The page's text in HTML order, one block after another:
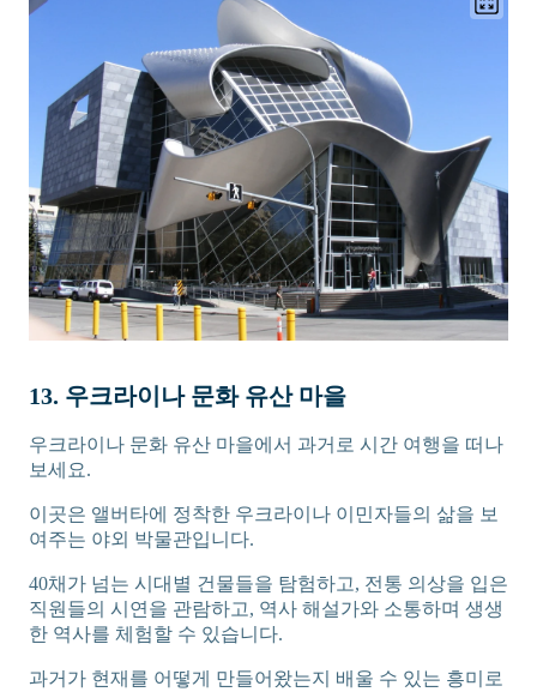
13. 우크라이나 문화 유산 마을
우크라이나 문화 유산 마을에서 과거로 시간 여행을 떠나
보세요.
이곳은 앨버타에 정착한 우크라이나 이민자들의 삶을 보
여주는 야외 박물관입니다.
40채가 넘는 시대별 건물들을 탐험하고, 전통 의상을 입은
직원들의 시연을 관람하고, 역사 해설가와 소통하며 생생
한 역사를 체험할 수 있습니다.
과거가 현재를 어떻게 만들어왔는지 배울 수 있는 흥미로